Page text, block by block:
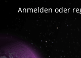
Anmelden oder